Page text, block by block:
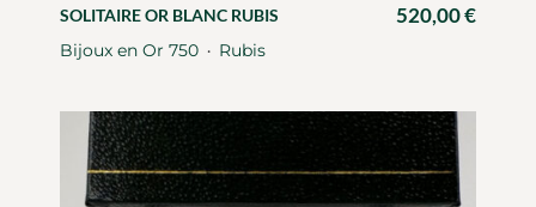
SOLITAIRE OR BLANC RUBIS 520,00€
Bijoux en Or 750 ・ Rubis